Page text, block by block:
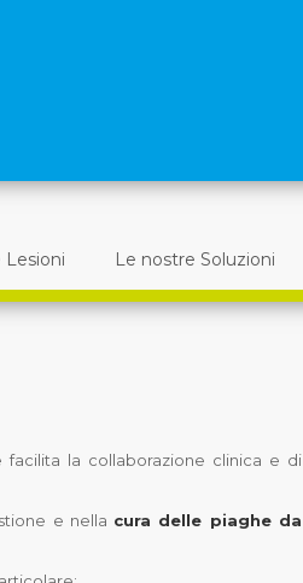
Lesioni Le nostre Soluzioni
la collaborazione clinica e di
e nella cura delle piaghe da